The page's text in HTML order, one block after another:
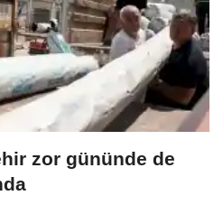
zor gününde de